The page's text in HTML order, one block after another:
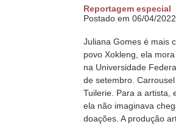
Reportagem especial
Postado em 06/04/2022
Juliana Gomes é mais
povo Xokleng, ela
na Universidade
de setembro.
Tuilerie. Para a artista,
ela não imaginava
doações. A produção